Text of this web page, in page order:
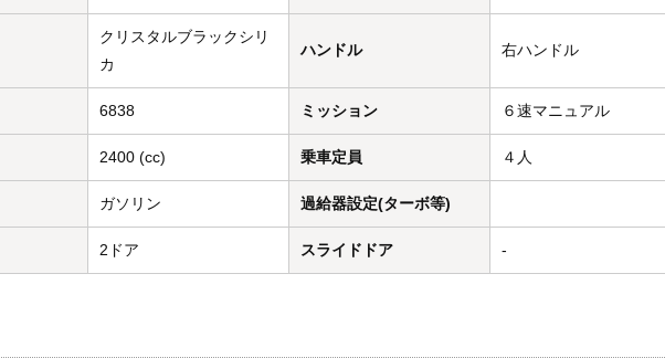
クリスタルブラックシリ
カ
ハンドル 右ハンドル
6838 ミッション ６速マニュアル
2400 (cc) 乗車定員 ４人
ガソリン 過給器設定(ターボ等)
2ドア スライドドア -